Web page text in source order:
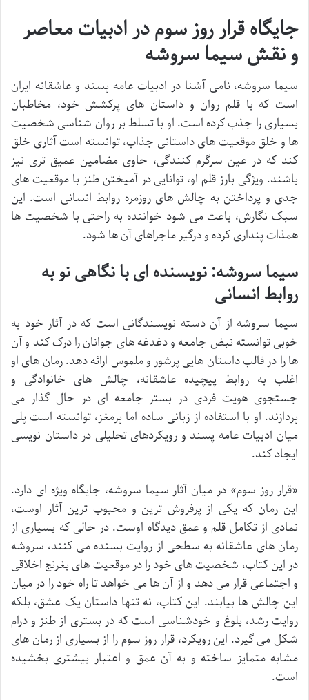
جایگاه قرار روز سوم در ادبیات معاصر
و نقش سیما سروشه
سیما سروشه، نامی آشنا در ادبیات عامه پسند و عاشقانه ایران
است که با قلم روان و داستان های پرکشش خود، مخاطبان
بسیاری را جذب کرده است. او با تسلط بر روان شناسی شخصیت
ها و خلق موقعیت های داستانی جذاب، توانسته است آثاری خلق
کند که در عین سرگرم کنندگی، حاوی مضامین عمیق تری نیز
باشند. ویژگی بارز قلم او، توانایی در آمیختن طنز با موقعیت های
جدی و پرداختن به چالش های روزمره روابط انسانی است. این
سبک نگارش، باعث می شود خواننده به راحتی با شخصیت ها
همذات پنداری کرده و درگیر ماجراهای آن ها شود.
سیما سروشه: نویسنده ای با نگاهی نو به
روابط انسانی
سیما سروشه از آن دسته نویسندگانی است که در آثار خود به
خوبی توانسته نبض جامعه و دغدغه های جوانان را درک کند و آن
ها را در قالب داستان هایی پرشور و ملموس ارائه دهد. رمان های او
اغلب به روابط پیچیده عاشقانه، چالش های خانوادگی و
جستجوی هویت فردی در بستر جامعه ای در حال گذار می
پردازند. او با استفاده از زبانی ساده اما پرمغز، توانسته است پلی
میان ادبیات عامه پسند و رویکردهای تحلیلی در داستان نویسی
ایجاد کند.
«قرار روز سوم» در میان آثار سیما سروشه، جایگاه ویژه ای دارد.
این رمان که یکی از پرفروش ترین و محبوب ترین آثار اوست،
نمادی از تکامل قلم و عمق دیدگاه اوست. در حالی که بسیاری از
رمان های عاشقانه به سطحی از روایت بسنده می کنند، سروشه
در این کتاب، شخصیت های خود را در موقعیت های بغرنج اخلاقی
و اجتماعی قرار می دهد و از آن ها می خواهد تا راه خود را در میان
این چالش ها بیابند. این کتاب، نه تنها داستان یک عشق، بلکه
روایت رشد، بلوغ و خودشناسی است که در بستری از طنز و درام
شکل می گیرد. این رویکرد، قرار روز سوم را از بسیاری از رمان های
مشابه متمایز ساخته و به آن عمق و اعتبار بیشتری بخشیده
است.